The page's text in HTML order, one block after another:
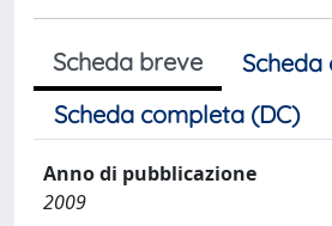
Scheda breve
Scheda completa (DC)
Anno di pubblicazione
2009